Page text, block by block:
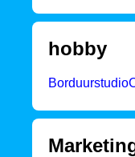
hobby